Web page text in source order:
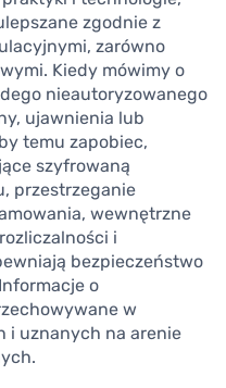
zgodnie z
zarówno
Kiedy mówimy o
nieautoryzowanego
ujawnienia lub
temu zapobiec,
szyfrowaną
przestrzeganie
wewnętrzne
i
bezpieczeństwo
o
w
i uznanych na arenie